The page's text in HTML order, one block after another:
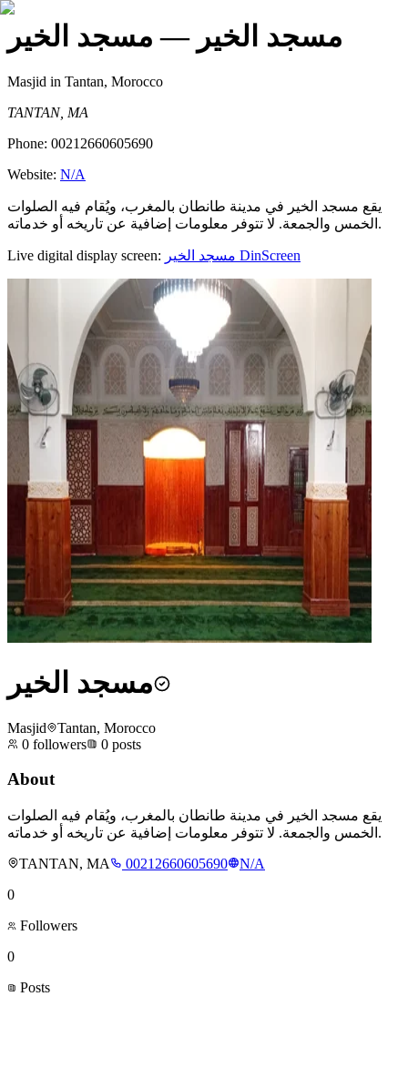
مسجد الخير — مسجد الخير
Masjid in Tantan, Morocco
TANTAN, MA
Phone: 00212660605690
Website: N/A
يقع مسجد الخير في مدينة طانطان بالمغرب، ويُقام فيه الصلوات
الخمس والجمعة. لا تتوفر معلومات إضافية عن تاريخه أو خدماته.
Live digital display screen: مسجد الخير DinScreen
مسجد الخير
Masjid
Tantan, Morocco
0 followers 0 posts
About
يقع مسجد الخير في مدينة طانطان بالمغرب، ويُقام فيه الصلوات
الخمس والجمعة. لا تتوفر معلومات إضافية عن تاريخه أو خدماته.
TANTAN, MA
00212660605690
N/A
0
Followers
0
Posts